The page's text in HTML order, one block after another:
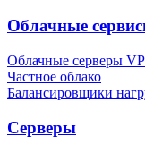
Облачные
Облачные серверы
Частное облако
Балансировщики
Серверы